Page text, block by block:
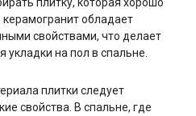
обладает
свойствами, что делает
на пол в спальне.
плитки следует
свойства. В спальне, где